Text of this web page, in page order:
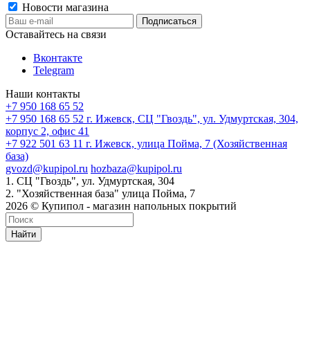
Новости магазина
Оставайтесь на связи
Вконтакте
Telegram
Наши контакты
+7 950 168 65 52
+7 950 168 65 52 г. Ижевск, СЦ "Гвоздь", ул. Удмуртская, 304,
корпус 2, офис 41
+7 922 501 63 11 г. Ижевск, улица Пойма, 7 (Хозяйственная
база)
gvozd@kupipol.ru hozbaza@kupipol.ru
1. СЦ "Гвоздь", ул. Удмуртская, 304
2. "Хозяйственная база" улица Пойма, 7
2026 © Купипол - магазин напольных покрытий
Найти